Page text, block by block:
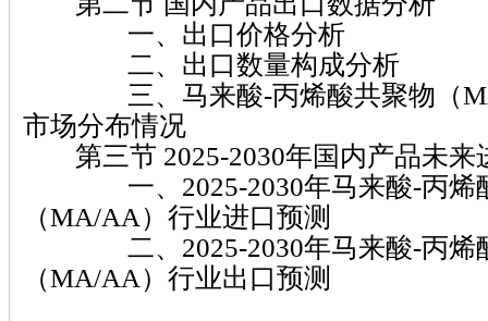
一、出口价格分析
二、出口数量构成分析
三、马来酸-丙烯酸共聚物（
市场分布情况
第三节 2025-2030年国内产品未来
一、2025-2030年马来酸-丙烯
（MA/AA）行业进口预测
二、2025-2030年马来酸-丙烯
（MA/AA）行业出口预测